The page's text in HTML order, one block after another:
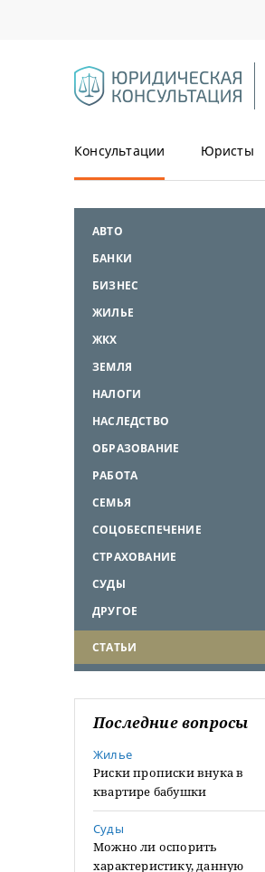
Консультации Юристы
АВТО
БАНКИ
БИЗНЕС
ЖИЛЬЕ
ЖКХ
ЗЕМЛЯ
НАЛОГИ
НАСЛЕДСТВО
ОБРАЗОВАНИЕ
РАБОТА
СЕМЬЯ
СОЦОБЕСПЕЧЕНИЕ
СТРАХОВАНИЕ
СУДЫ
ДРУГОЕ
СТАТЬИ
Последние вопросы
Жилье
Риски прописки внука в
квартире бабушки
Суды
Можно ли оспорить
характеристику, данную